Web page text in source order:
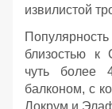
извилистой
близостью к
чуть более
балконом, с
Локрум и